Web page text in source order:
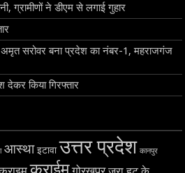
ग्रामीणों ने डीएम से लगाई गुहार
अमृत सरोवर बना प्रदेश का नंबर-1, महराजगंज
देकर किया गिरफ्तार
आस्था इटावा उत्तर प्रदेश कानपुर